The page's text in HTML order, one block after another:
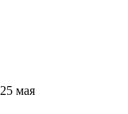
25 мая